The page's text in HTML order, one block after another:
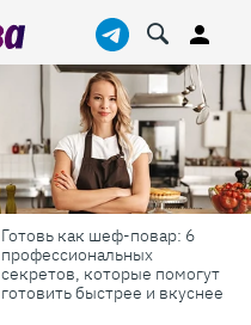
Готовь как шеф-повар: 6
профессиональных
секретов, которые помогут
готовить быстрее и вкуснее